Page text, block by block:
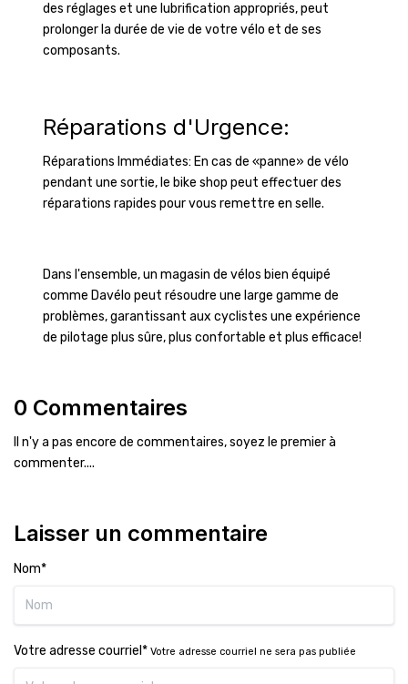
des réglages et une lubrification appropriés, peut
prolonger la durée de vie de votre vélo et de ses
composants.
Réparations d'Urgence:
Réparations Immédiates: En cas de «panne» de vélo
pendant une sortie, le bike shop peut effectuer des
réparations rapides pour vous remettre en selle.
Dans l'ensemble, un magasin de vélos bien équipé
comme Davélo peut résoudre une large gamme de
problèmes, garantissant aux cyclistes une expérience
de pilotage plus sûre, plus confortable et plus efficace!
0 Commentaires
Il n'y a pas encore de commentaires, soyez le premier à
commenter....
Laisser un commentaire
Nom*
Votre adresse courriel* Votre adresse courriel ne sera pas publiée